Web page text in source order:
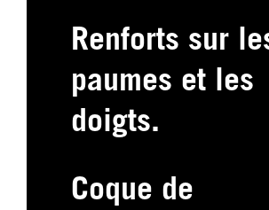
Renforts sur
paumes et les
doigts.
Coque de